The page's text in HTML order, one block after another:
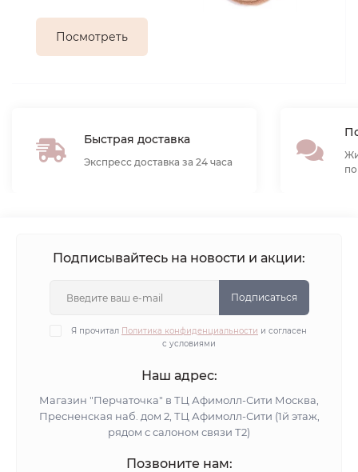
Посмотреть
Быстрая доставка
Экспресс доставка за 24 часа
Подписывайтесь на новости и акции:
Подписаться
Я прочитал Политика конфиденциальности и согласен
с условиями
Наш адрес:
Магазин "Перчаточка" в ТЦ Афимолл-Сити Москва,
Пресненская наб. дом 2, ТЦ Афимолл-Сити (1й этаж,
рядом с салоном связи Т2)
Позвоните нам: